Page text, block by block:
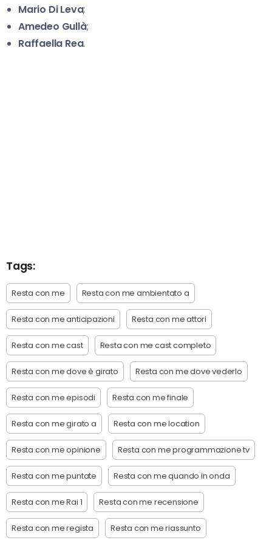
Mario Di Leva;
Amedeo Gullà;
Raffaella Rea.
Tags:
Resta con me Resta con me ambientato a
Resta con me anticipazioni Resta con me attori
Resta con me cast Resta con me cast completo
Resta con me dove è girato Resta con me dove vederlo
Resta con me episodi Resta con me finale
Resta con me girato a Resta con me location
Resta con me opinione Resta con me programmazione tv
Resta con me puntate Resta con me quando in onda
Resta con me Rai 1 Resta con me recensione
Resta con me regista Resta con me riassunto